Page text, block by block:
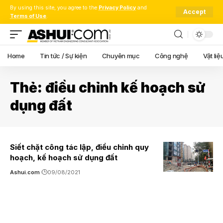
By using this site, you agree to the Privacy Policy and
Terms of Use.
Accept
Home Tin tức / Sự kiện Chuyên mục Công nghệ Vật
Thẻ: điều chỉnh kế hoạch sử
dụng đất
Siết chặt công tác lập, điều chỉnh quy
hoạch, kế hoạch sử dụng đất
Ashui.com 09/08/2021